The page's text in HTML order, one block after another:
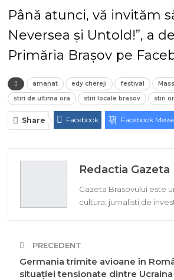
Până atunci, vă invităm
Neversea și Untold!”, a
Primăria Brașov pe
amanat edy chereji festival
stiri de ultima ora
stiri locale brasov stiri
Share Facebook Facebook
Redactia Gazeta
Gazeta Brasovului este
cultura, jurnalisti de
PRECEDENT
Germania trimite avioane în
situaţiei tensionate dintre Ucraina